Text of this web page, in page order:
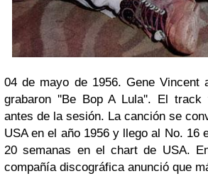
04 de mayo de 1956. Gene Vincent
grabaron ''Be Bop A Lula''. El
antes de la sesión. La canción se
USA en el año 1956 y llego al No. 16
20 semanas en el chart de USA.
compañía discográfica anunció que